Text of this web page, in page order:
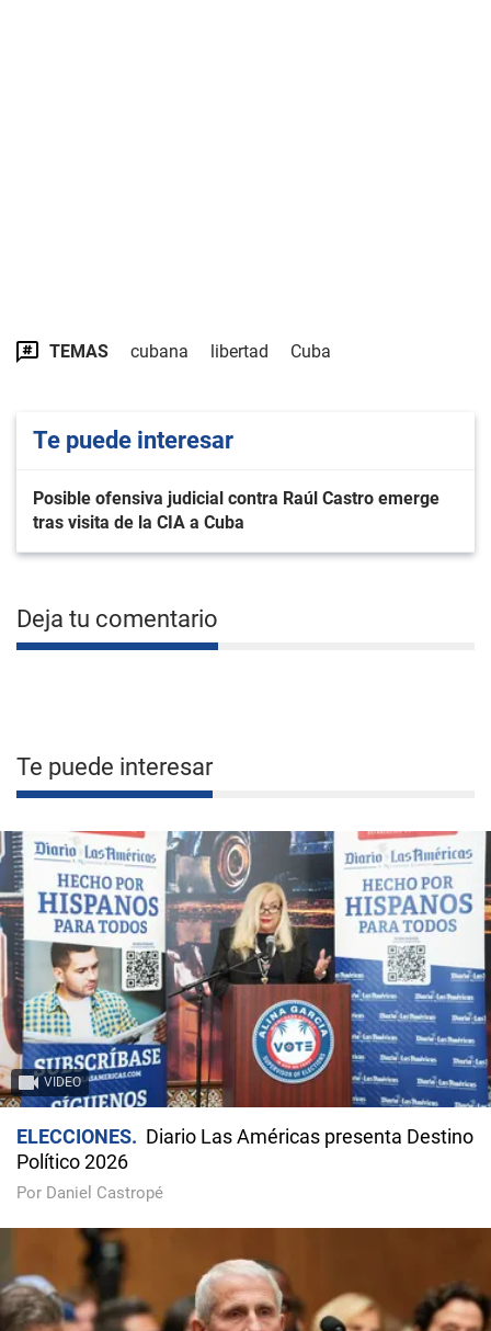
TEMAS cubana libertad Cuba
Te puede interesar
Posible ofensiva judicial contra Raúl Castro emerge
tras visita de la CIA a Cuba
Deja tu comentario
Te puede interesar
VIDEO
ELECCIONES
Diario Las Américas presenta Destino
Político 2026
Por Daniel Castropé